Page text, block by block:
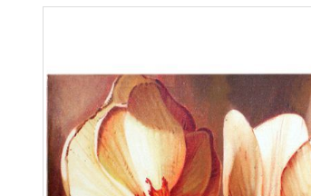
galerije
slik